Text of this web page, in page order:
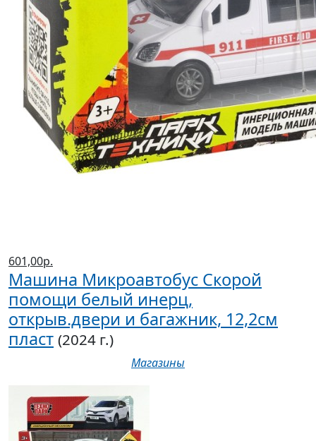
601,00р.
Машина Микроавтобус Скорой
помощи белый инерц,
открыв.двери и багажник, 12,2см
пласт (2024 г.)
Магазины